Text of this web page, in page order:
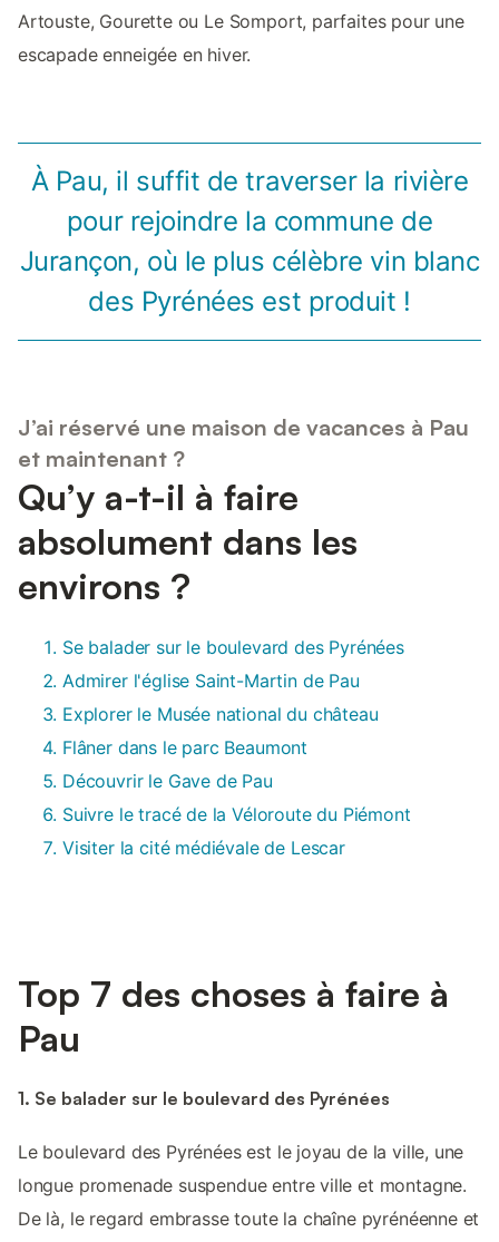
Artouste, Gourette ou Le Somport, parfaites pour une
escapade enneigée en hiver.
À Pau, il suffit de traverser la rivière
pour rejoindre la commune de
Jurançon, où le plus célèbre vin blanc
des Pyrénées est produit !
J’ai réservé une maison de vacances à Pau
et maintenant ?
Qu’y a-t-il à faire
absolument dans les
environs ?
Se balader sur le boulevard des Pyrénées
Admirer l'église Saint-Martin de Pau
Explorer le Musée national du château
Flâner dans le parc Beaumont
Découvrir le Gave de Pau
Suivre le tracé de la Véloroute du Piémont
Visiter la cité médiévale de Lescar
Top 7 des choses à faire à
Pau
1. Se balader sur le boulevard des Pyrénées
Le boulevard des Pyrénées est le joyau de la ville, une
longue promenade suspendue entre ville et montagne.
De là, le regard embrasse toute la chaîne pyrénéenne et